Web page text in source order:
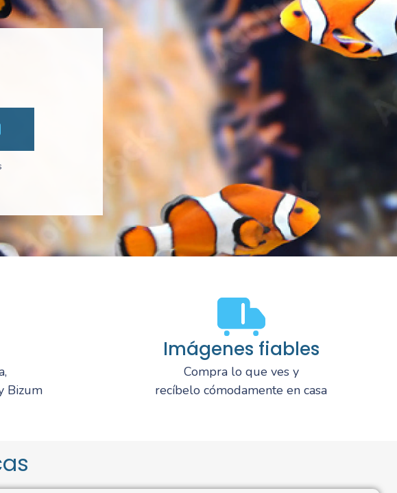
Bizum
Imágenes fiables
Compra lo que ves y
recíbelo cómodamente en casa